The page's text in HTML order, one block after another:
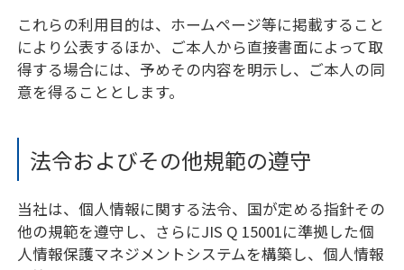
これらの利用目的は、ホームページ等に掲載すること
により公表するほか、ご本人から直接書面によって取
得する場合には、予めその内容を明示し、ご本人の同
意を得ることとします。
法令およびその他規範の遵守
当社は、個人情報に関する法令、国が定める指針その
他の規範を遵守し、さらにJIS Q 15001に準拠した個
人情報保護マネジメントシステムを構築し、個人情報